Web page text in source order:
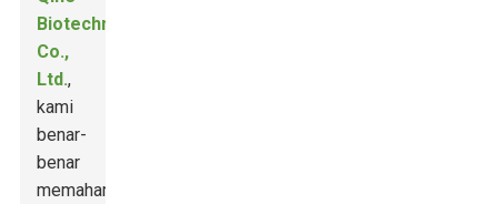
Biotechnology
Co.,
Ltd.,
kami
benar-
benar
memahami